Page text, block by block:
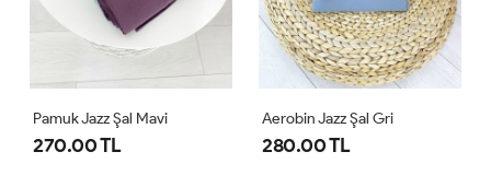
Pamuk Jazz Şal Mavi
270.00 TL
Aerobin Jazz Şal Gri
280.00 TL